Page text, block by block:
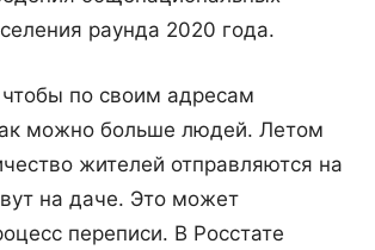
раунда 2020 года.
по своим адресам
можно больше людей. Летом
жителей отправляются на
на даче. Это может
переписи. В Росстате